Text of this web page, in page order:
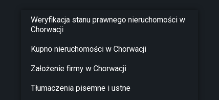
Weryfikacja stanu prawnego nieruchomości w
Chorwacji
Kupno nieruchomości w Chorwacji
Założenie firmy w Chorwacji
Tłumaczenia pisemne i ustne